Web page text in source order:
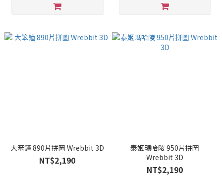
大笨鐘 890片拼圖 Wrebbit 3D
NT$2,190
泰姬瑪哈陵 950片拼圖
Wrebbit 3D
NT$2,190